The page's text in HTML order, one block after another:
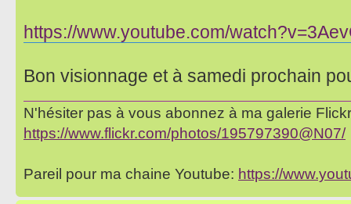
https://www.youtube.com/
Bon visionnage et à samedi prochain
N'hésiter pas à vous abonnez à ma galerie
https://www.flickr.com/photos/195797390@N07/
Pareil pour ma chaine Youtube: https://